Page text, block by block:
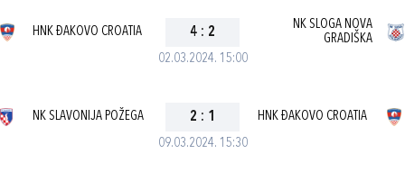
02.03.2024. 15:00
HNK ĐAKOVO CROATIA 4 : 2
NK SLOGA NOVA
GRADIŠKA
09.03.2024. 15:30
NK SLAVONIJA POŽEGA 2 : 1 HNK ĐAKOVO CROATIA